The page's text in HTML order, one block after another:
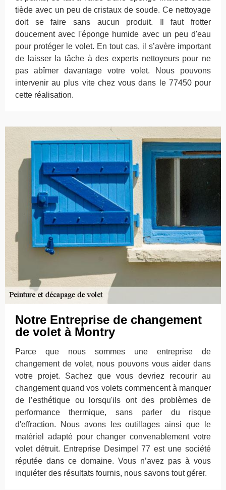
tiède avec un peu de cristaux de soude. Ce nettoyage
doit se faire sans aucun produit. Il faut frotter
doucement avec l'éponge humide avec un peu d'eau
pour protéger le volet. En tout cas, il s’avère important
de laisser la tâche à des experts nettoyeurs pour ne
pas abîmer davantage votre volet. Nous pouvons
intervenir au plus vite chez vous dans le 77450 pour
cette réalisation.
Notre Entreprise de changement
de volet à Montry
Parce que nous sommes une entreprise de
changement de volet, nous pouvons vous aider dans
votre projet. Sachez que vous devriez recourir au
changement quand vos volets commencent à manquer
de l’esthétique ou lorsqu'ils ont des problèmes de
performance thermique, sans parler du risque
d'effraction. Nous avons les outillages ainsi que le
matériel adapté pour changer convenablement votre
volet détruit. Entreprise Desimpel 77 est une société
réputée dans ce domaine. Vous n’avez pas à vous
inquiéter des résultats fournis, nous savons tout gérer.